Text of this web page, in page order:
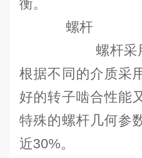
衡。
螺杆
螺杆采用螺旋
根据不同的介质采
好的转子啮合性能
特殊的螺杆几何参
近30%。